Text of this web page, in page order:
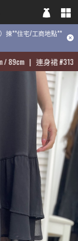
揀**住宅/工商地點**
| 連身裙#31398
揀**住宅/工商地點**
| 連身裙#31398
）揀**住宅/工商地點**收
/ 89cm | 連身裙